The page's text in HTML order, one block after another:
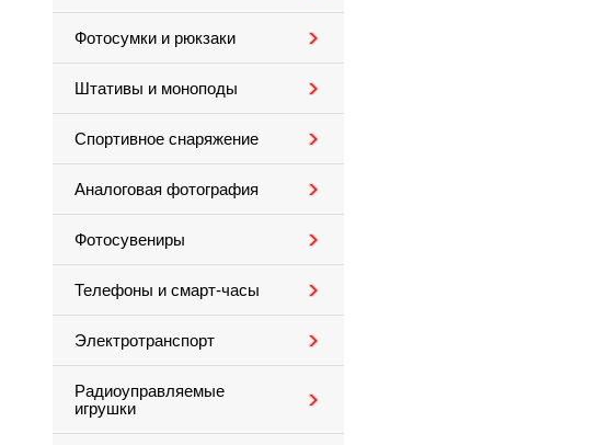
Фотосумки и рюкзаки
Штативы и моноподы
Спортивное снаряжение
Аналоговая фотография
Фотосувениры
Телефоны и смарт-часы
Электротранспорт
Радиоуправляемые
игрушки